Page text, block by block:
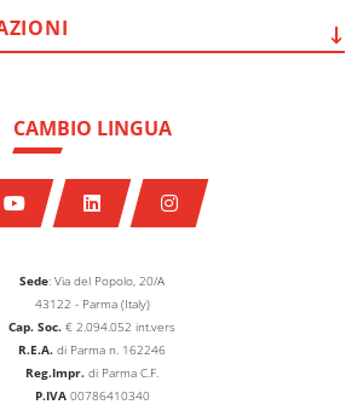
Sede: Via del Popolo, 20/A
43122 - Parma (Italy)
Cap. Soc. € 2.094.052 int.vers
R.E.A. di Parma n. 162246
Reg.Impr. di Parma C.F.
P.IVA00786410340
CAMBIO LINGUA